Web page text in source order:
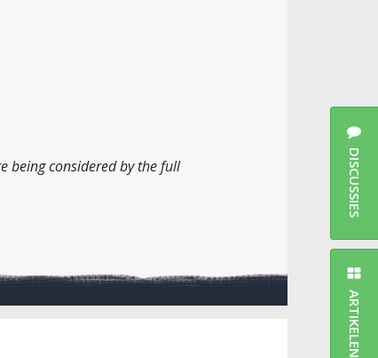
being considered by the full
DISCUSSIES
ARTIKELEN